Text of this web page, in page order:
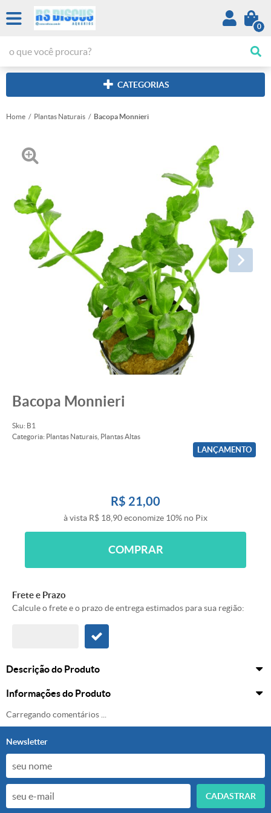
0
CATEGORIAS
Home Plantas Naturais Bacopa Monnieri
Bacopa Monnieri
Sku: B1
Categoria: Plantas Naturais Plantas Altas
LANÇAMENTO
R$ 21,00
à vista R$ 18,90economize 10% no Pix
COMPRAR
Frete e Prazo
Calcule o frete e o prazo de entrega estimados para sua região:
Descrição do Produto
Informações do Produto
Carregando comentários ...
Newsletter
CADASTRAR